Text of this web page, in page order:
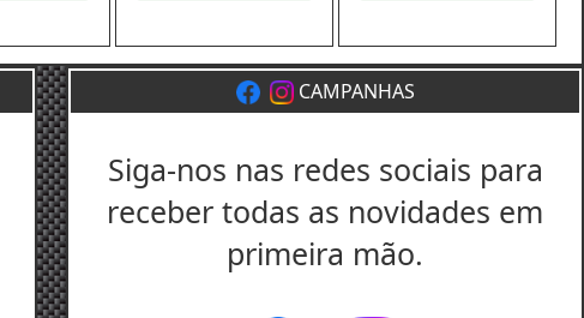
CAMPANHAS
Siga-nos nas redes sociais para
receber todas as novidades em
primeira mão.